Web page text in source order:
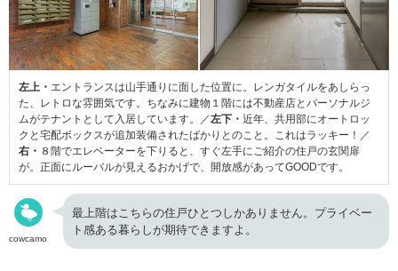
左上・ エントランスは山手通りに面した位置に。レンガタイルをあしらっ
た、レトロな雰囲気です。ちなみに建物１階には不動産店とパーソナルジ
ムがテナントとして入居しています。／左下・ 近年、共用部にオートロッ
クと宅配ボックスが追加装備されたばかりとのこと。これはラッキー！／
右・ ８階でエレベーターを下りると、すぐ左手にご紹介の住戸の玄関扉
が。正面にルーバルが見えるおかげで、開放感があってGOODです。
cowcamo
最上階はこちらの住戸ひとつしかありません。プライベー
ト感ある暮らしが期待できますよ。